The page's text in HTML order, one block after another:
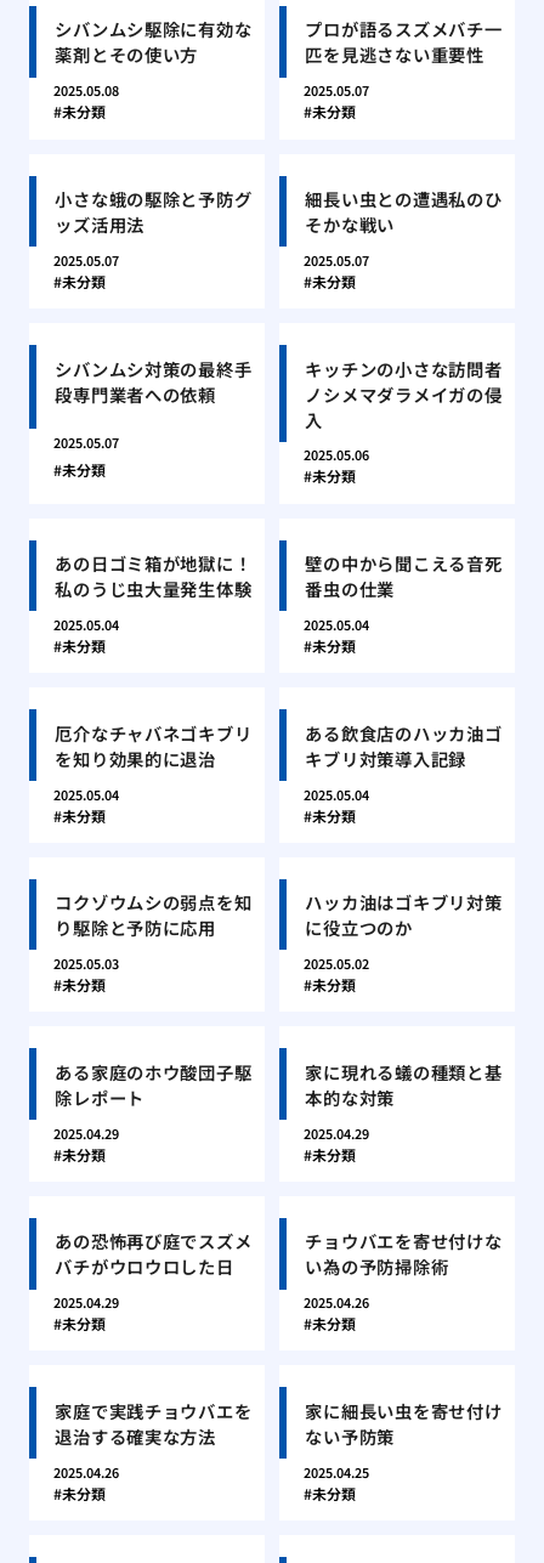
シバンムシ駆除に有効な
薬剤とその使い方
2025.05.08
未分類
プロが語るスズメバチ一
匹を見逃さない重要性
2025.05.07
未分類
小さな蛾の駆除と予防グ
ッズ活用法
2025.05.07
未分類
細長い虫との遭遇私のひ
そかな戦い
2025.05.07
未分類
シバンムシ対策の最終手
段専門業者への依頼
2025.05.07
未分類
キッチンの小さな訪問者
ノシメマダラメイガの侵
入
2025.05.06
未分類
あの日ゴミ箱が地獄に！
私のうじ虫大量発生体験
2025.05.04
未分類
壁の中から聞こえる音死
番虫の仕業
2025.05.04
未分類
厄介なチャバネゴキブリ
を知り効果的に退治
2025.05.04
未分類
ある飲食店のハッカ油ゴ
キブリ対策導入記録
2025.05.04
未分類
コクゾウムシの弱点を知
り駆除と予防に応用
2025.05.03
未分類
ハッカ油はゴキブリ対策
に役立つのか
2025.05.02
未分類
ある家庭のホウ酸団子駆
除レポート
2025.04.29
未分類
家に現れる蟻の種類と基
本的な対策
2025.04.29
未分類
あの恐怖再び庭でスズメ
バチがウロウロした日
2025.04.29
未分類
チョウバエを寄せ付けな
い為の予防掃除術
2025.04.26
未分類
家庭で実践チョウバエを
退治する確実な方法
2025.04.26
未分類
家に細長い虫を寄せ付け
ない予防策
2025.04.25
未分類